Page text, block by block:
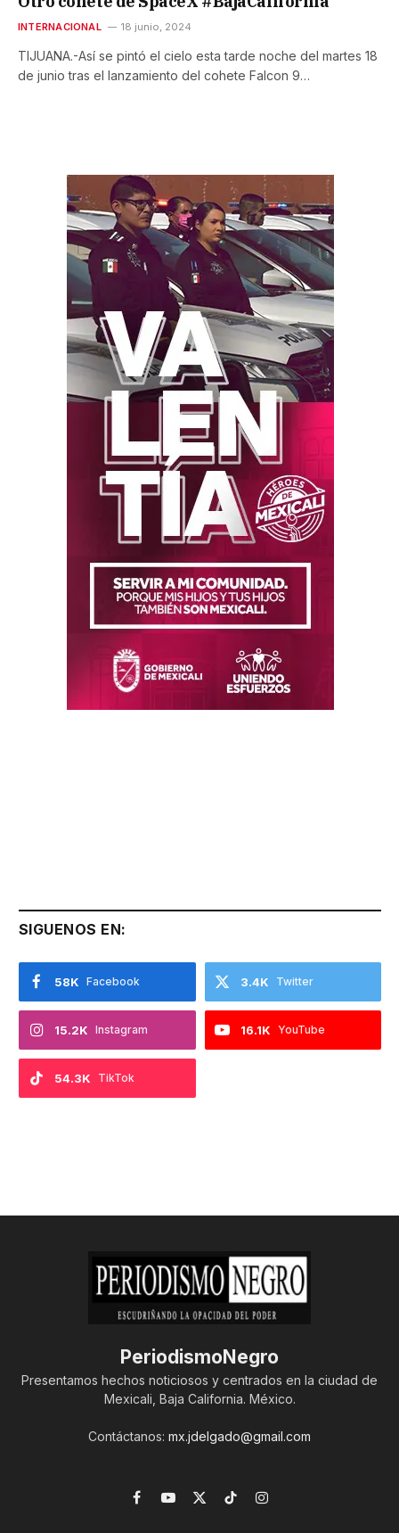
INTERNACIONAL 18 junio, 2024
TIJUANA.-Así se pintó el cielo esta tarde noche del martes 18
de junio tras el lanzamiento del cohete Falcon 9…
SIGUENOS EN:
Facebook
58K Twitter
3.4K
Instagram
15.2K YouTube
16.1K
TikTok
54.3K
PeriodismoNegro
Presentamos hechos noticiosos y centrados en la ciudad de
Mexicali, Baja California. México.
Contáctanos: mx.jdelgado@gmail.com
Facebook
YouTube
X
TikTokInstagram